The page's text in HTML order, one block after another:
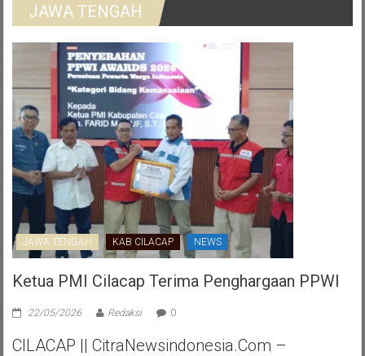
JAWA TENGAH
JAWA TENGAH KAB CILACAP NEWS
Ketua PMI Cilacap Terima Penghargaan PPWI
22/05/2026 Redaksi 0
CILACAP || CitraNewsindonesia.com –